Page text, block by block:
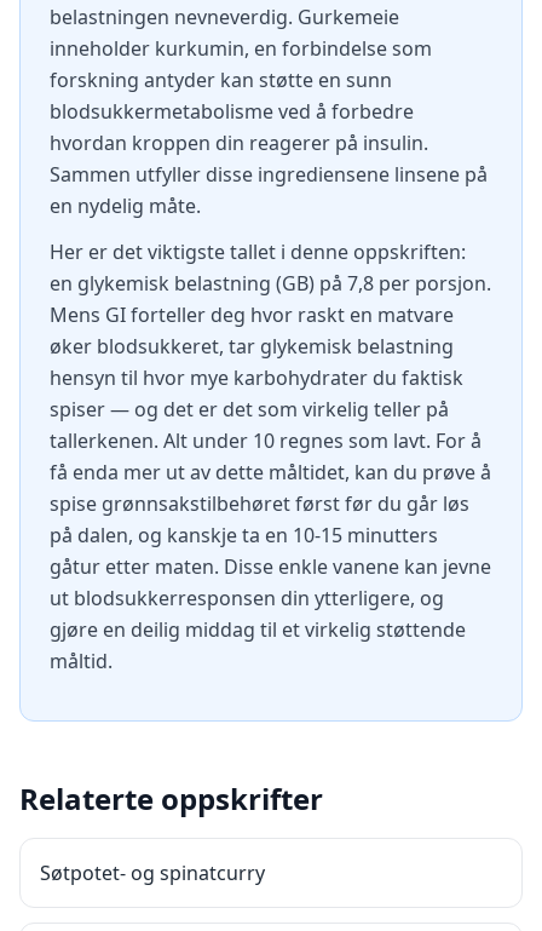
belastningen nevneverdig. Gurkemeie
inneholder kurkumin, en forbindelse som
forskning antyder kan støtte en sunn
blodsukkermetabolisme ved å forbedre
hvordan kroppen din reagerer på insulin.
Sammen utfyller disse ingrediensene linsene på
en nydelig måte.
Her er det viktigste tallet i denne oppskriften:
en glykemisk belastning (GB) på 7,8 per porsjon.
Mens GI forteller deg hvor raskt en matvare
øker blodsukkeret, tar glykemisk belastning
hensyn til hvor mye karbohydrater du faktisk
spiser — og det er det som virkelig teller på
tallerkenen. Alt under 10 regnes som lavt. For å
få enda mer ut av dette måltidet, kan du prøve å
spise grønnsakstilbehøret først før du går løs
på dalen, og kanskje ta en 10-15 minutters
gåtur etter maten. Disse enkle vanene kan jevne
ut blodsukkerresponsen din ytterligere, og
gjøre en deilig middag til et virkelig støttende
måltid.
Relaterte oppskrifter
Søtpotet- og spinatcurry